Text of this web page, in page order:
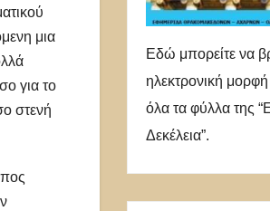
μια
για το
στενή
Εδώ μπορείτε να
ηλεκτρονική
όλα τα φύλλα της
Δεκέλεια”.